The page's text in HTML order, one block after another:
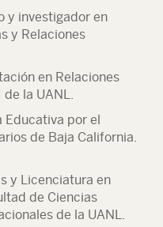
y investigador en
y Relaciones
en Relaciones
de la UANL.
Educativa por el
de Baja California.
y Licenciatura en
de Ciencias
de la UANL.